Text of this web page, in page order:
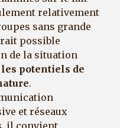
relativement
sans grande
possible
de la situation
potentiels de
.
et réseaux
il convient